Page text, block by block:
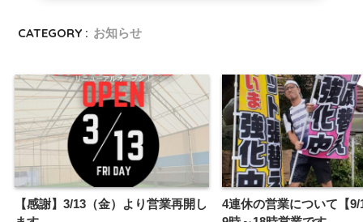
CATEGORY : お知らせ
【感謝】3/13（金）より営業再開し
4連休の営業について【9/